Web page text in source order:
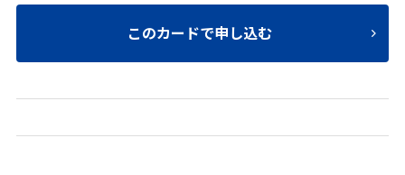
このカードで申し込む